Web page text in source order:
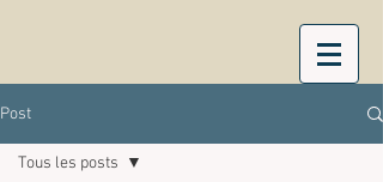
Post
Tous les posts